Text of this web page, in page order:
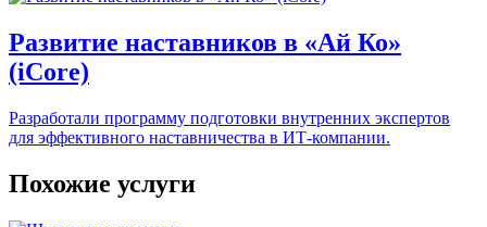
Развитие наставников в «Ай Ко»
(iCore)
Разработали программу подготовки внутренних экспертов
для эффективного наставничества в ИТ-компании.
Похожие услуги